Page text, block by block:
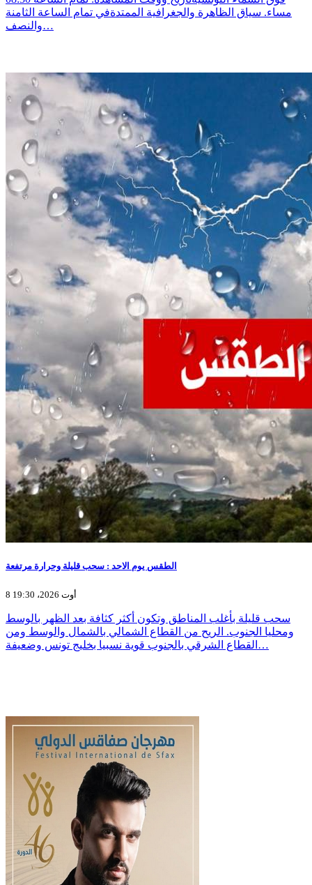
مساء. سياق الظاهرة والجغرافية الممتدةفي تمام الساعة الثامنة
والنصف…
الطقس يوم الاحد : سحب قليلة وحرارة مرتفعة
8 أوت 2026، 19:30
سحب قليلة بأغلب المناطق وتكون أكثر كثافة بعد الظهر بالوسط
ومحليا الجنوب. الريح من القطاع الشمالي بالشمال والوسط ومن
القطاع الشرقي بالجنوب قوية نسبيا بخليج تونس وضعيفة…